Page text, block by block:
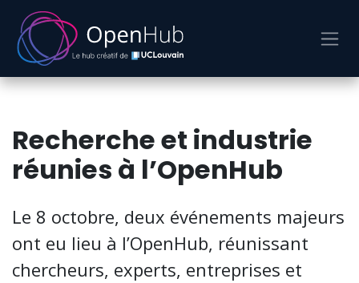
Se rendre au contenu
Recherche et industrie
réunies à l’OpenHub
Le 8 octobre, deux événements majeurs
ont eu lieu à l’OpenHub, réunissant
chercheurs, experts, entreprises et